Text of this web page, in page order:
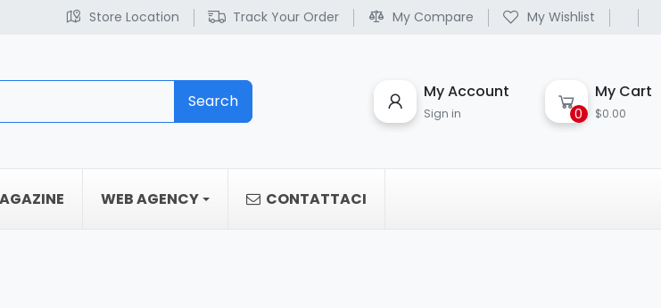
Store Location Track Your Order My Compare My Wishlist
Search My Account
Sign in 0
My Cart
$0.00
WEB AGENCY CONTATTACI